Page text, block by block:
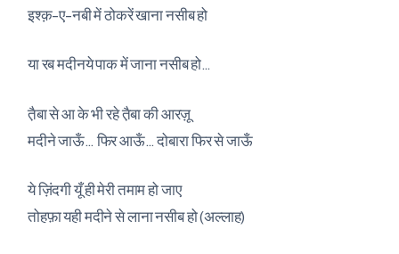
इश्क़-ए-नबी में ठोकरें खाना नसीब हो
या रब मदीनये पाक में जाना नसीब हो…
त़ैबा से आ के भी रहे त़ैबा की आरज़ू
मदीने जाऊँ… फिर आऊँ… दोबारा फिर से जाऊँ
ये ज़िंदगी यूँ ही मेरी तमाम हो जाए
तोहफ़ा यही मदीने से लाना नसीब हो (अल्लाह)